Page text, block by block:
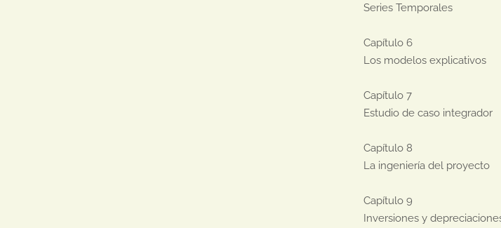
Series Temporales
Capítulo 6
Los modelos explicativos
Capítulo 7
Estudio de caso integrador
Capítulo 8
La ingeniería del proyecto
Capítulo 9
Inversiones y